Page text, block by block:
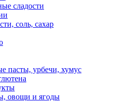
сладости
соль, сахар
пасты, урбечи, хумус
овощи и ягоды